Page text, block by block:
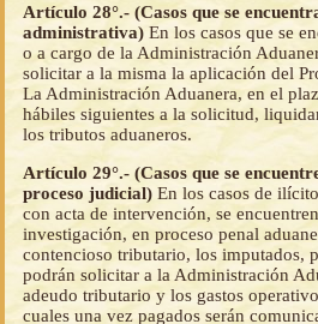
Artículo 28°.- (Casos que se
administrativa) En los casos que se
o a cargo de la Administración
solicitar a la misma la aplicación del
La Administración Aduanera, en el
hábiles siguientes a la solicitud,
los tributos aduaneros.
Artículo 29°.- (Casos que se
proceso judicial) En los casos de
con acta de intervención, se
investigación, en proceso penal
contencioso tributario, los imputados,
podrán solicitar a la Administración
adeudo tributario y los gastos
cuales una vez pagados serán